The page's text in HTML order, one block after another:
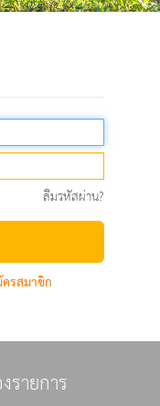
ลืมรหัสผ่าน?
รสมาชิก
รายการ